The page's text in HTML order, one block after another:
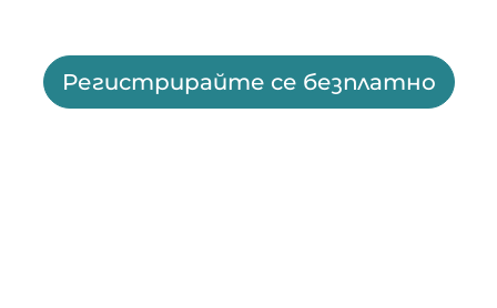
Регистрирайте се безплатно